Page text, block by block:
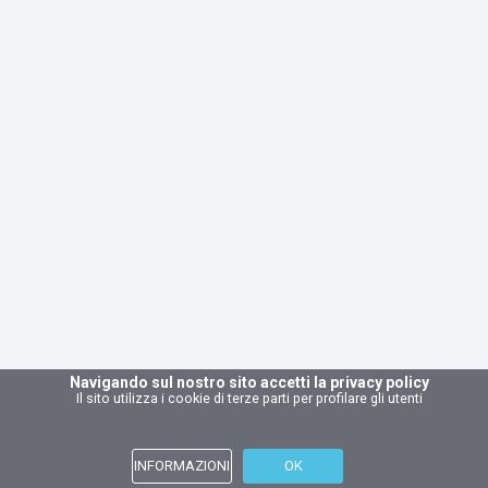
Navigando sul nostro sito accetti la privacy policy
Il sito utilizza i cookie di terze parti per profilare gli utenti
INFORMAZIONI OK